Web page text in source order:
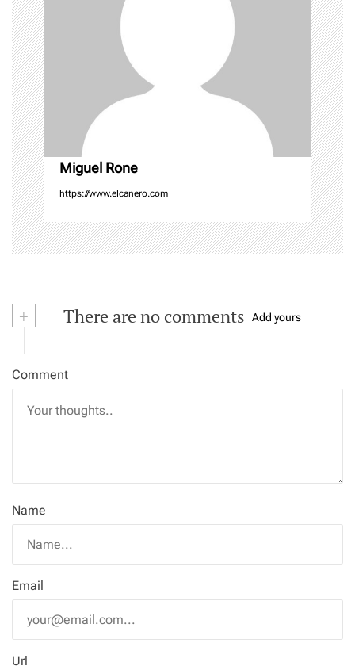
a
t
i
o
n
Miguel Rone
https://www.elcanero.com
+ There are no comments Add yours
Comment
Name
Email
Url